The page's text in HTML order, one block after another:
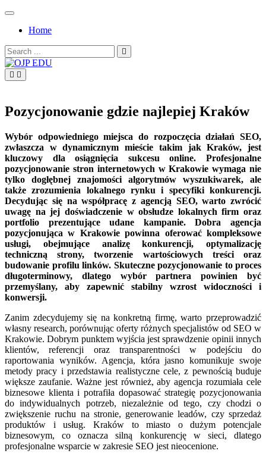
Skip
contentHome
Search
for:
Pozycjonowanie gdzie najlepiej Kraków
Wybór odpowiedniego miejsca do rozpoczęcia działań SEO,
zwłaszcza w dynamicznym mieście takim jak Kraków, jest
kluczowy dla osiągnięcia sukcesu online. Profesjonalne
pozycjonowanie stron internetowych w Krakowie wymaga nie
tylko dogłębnej znajomości algorytmów wyszukiwarek, ale
także zrozumienia lokalnego rynku i specyfiki konkurencji.
Decydując się na współpracę z agencją SEO, warto zwrócić
uwagę na jej doświadczenie w obsłudze lokalnych firm oraz
portfolio prezentujące udane kampanie. Dobra agencja
pozycjonująca w Krakowie powinna oferować kompleksowe
usługi, obejmujące analizę konkurencji, optymalizację
techniczną strony, tworzenie wartościowych treści oraz
budowanie profilu linków. Skuteczne pozycjonowanie to proces
długoterminowy, dlatego wybór partnera powinien być
przemyślany, aby zapewnić stabilny wzrost widoczności i
konwersji.
Zanim zdecydujemy się na konkretną firmę, warto przeprowadzić
własny research, porównując oferty różnych specjalistów od SEO w
Krakowie. Dobrym punktem wyjścia jest sprawdzenie opinii innych
klientów, referencji oraz transparentności w podejściu do
raportowania wyników. Agencja, która jasno komunikuje swoje
metody pracy i przedstawia realistyczne cele, z pewnością buduje
większe zaufanie. Ważne jest również, aby agencja rozumiała cele
biznesowe klienta i potrafiła dopasować strategię pozycjonowania
do indywidualnych potrzeb, niezależnie od tego, czy chodzi o
zwiększenie ruchu na stronie, generowanie leadów, czy sprzedaż
produktów i usług. Kraków to miasto o dużym potencjale
biznesowym, co oznacza silną konkurencję w sieci, dlatego
profesjonalne wsparcie w zakresie SEO jest nieocenione.